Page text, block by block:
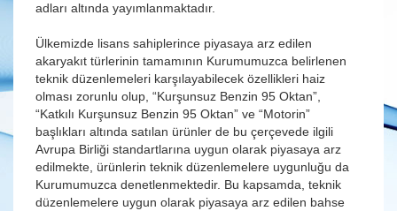
adları altında yayımlanmaktadır.
Ülkemizde lisans sahiplerince piyasaya arz edilen
akaryakıt türlerinin tamamının Kurumumuzca belirlenen
teknik düzenlemeleri karşılayabilecek özellikleri haiz
olması zorunlu olup, “Kurşunsuz Benzin 95 Oktan”,
“Katkılı Kurşunsuz Benzin 95 Oktan” ve “Motorin”
başlıkları altında satılan ürünler de bu çerçevede ilgili
Avrupa Birliği standartlarına uygun olarak piyasaya arz
edilmekte, ürünlerin teknik düzenlemelere uygunluğu da
Kurumumuzca denetlenmektedir. Bu kapsamda, teknik
düzenlemelere uygun olarak piyasaya arz edilen bahse